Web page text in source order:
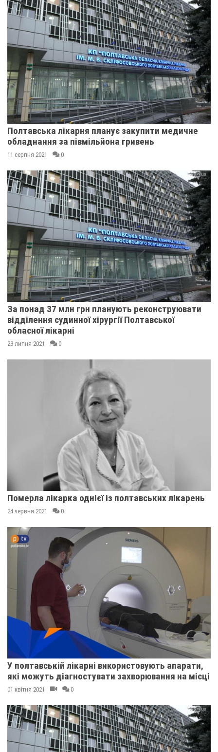
Полтавська лікарня планує закупити медичне
обладнання за півмільйона гривень
11 серпня 2021 0
За понад 37 млн грн планують реконструювати
відділення судинної хірургії Полтавської
обласної лікарні
23 липня 2021 0
Померла лікарка однієї із полтавських лікарень
24 червня 2021 0
У полтавській лікарні використовують апарати,
які можуть діагностувати захворювання на місці
01 квітня 2021 0